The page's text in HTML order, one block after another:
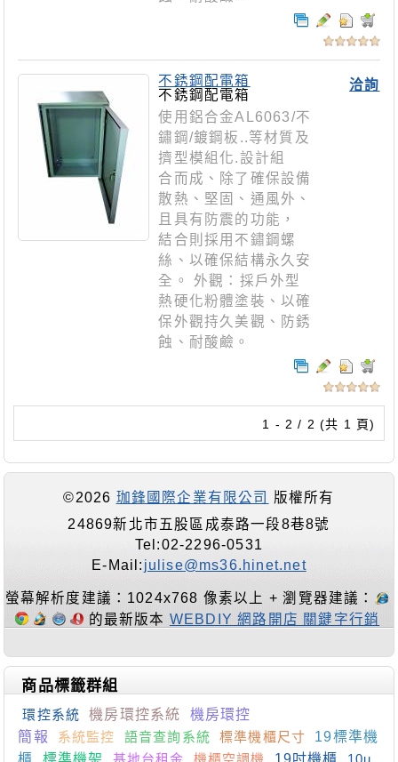
洽詢
不銹鋼配電箱
不銹鋼配電箱
使用鋁合金AL6063/不
鏽鋼/鍍鋼板..等材質及
擠型模組化.設計組
合而成、除了確保設備
散熱、堅固、通風外、
且具有防震的功能，
結合則採用不鏽鋼螺
絲、以確保結構永久安
全。 外觀：採戶外型
熱硬化粉體塗裝、以確
保外觀持久美觀、防銹
蝕、耐酸鹼。
1 - 2 / 2 (共 1 頁)
©2026 珈鋒國際企業有限公司
版權所有
24869新北市五股區成泰路一段8巷8號
Tel:02-2296-0531
E-Mail: julise@ms36.hinet.net
螢幕解析度建議：1024x768 像素以上 + 瀏覽器建議：
的最新版本 WEBDIY 網路開店 關鍵字行銷
商品標籤群組
環控系統 機房環控系統
機房環控
簡報
系統監控 語音查詢系統 標準機櫃尺寸
19標準機
櫃
標準機架 基地台租金 機櫃空調機 19吋機櫃 10u